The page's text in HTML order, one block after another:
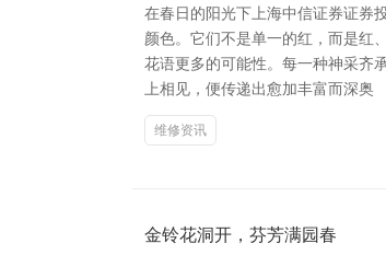
在春日的阳光下上海中信证券证券
颜色。它们不是单一的红，而是红
花语更多的可能性。每一种神采齐
上相见，便传递出愈加丰富而深奥
维修资讯
金铃花洞开，芬芳满园春